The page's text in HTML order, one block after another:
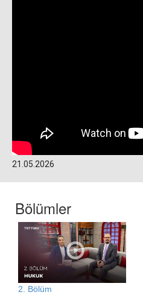
21.05.2026
Bölümler
2. Bölüm